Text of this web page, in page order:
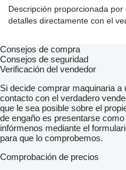
Descripción proporcionada
detalles directamente con el
Consejos de compra
Consejos de seguridad
Verificación del vendedor
Si decide comprar maquinaria a
contacto con el verdadero
que le sea posible sobre el
de engaño es presentarse
infórmenos mediante el
para que lo comprobemos.
Comprobación de precios